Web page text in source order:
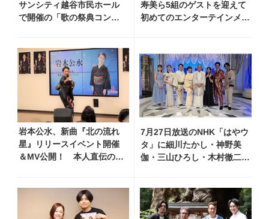
サンシティ越谷市民ホール
で開催の「歌の祭典コンサ
ら昭和・平成の名曲まで心
躍るステージを披露
寿美ら5組のゲストを迎えて
初めてのエンターテインメン
岩本公水、新曲『北の流れ
星』リリースイベント開催
＆MV公開！ 本人直伝の歌
7月27日放送のNHK「はやウ
タ」に細川たかし・神野美
伽・三山ひろし・木村徹二・